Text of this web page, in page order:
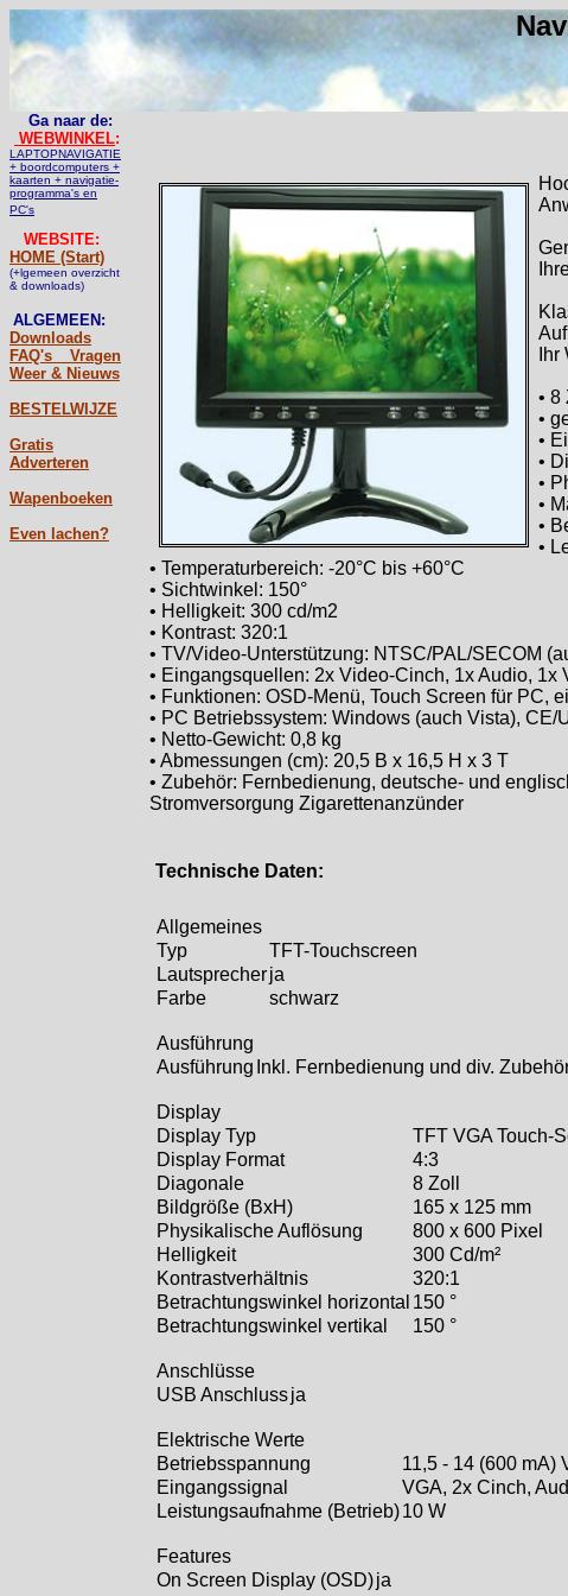
Ga naar de:
WEBWINKEL:
LAPTOPNAVIGATIE
+ boordcomputers +
kaarten + navigatie-
programma's en
PC's
WEBSITE:
HOME (Start)
(+lgemeen overzicht
& downloads)
ALGEMEEN:
Downloads
FAQ's _ Vragen
Weer & Nieuws
BESTELWIJZE
Gratis
Adverteren
Wapenboeken
Even lachen?
• 8
•
•
•
•
•
•
•
• Temperaturbereich: -20°C bis +60°C
• Sichtwinkel: 150°
• Helligkeit: 300 cd/m2
• Kontrast: 320:1
• TV/Video-Unterstützung: NTSC/PAL/SECOM
• Eingangsquellen: 2x Video-Cinch, 1x Audio, 1x
• Funktionen: OSD-Menü, Touch Screen für PC,
• PC Betriebssystem: Windows (auch Vista), CE/
• Netto-Gewicht: 0,8 kg
• Abmessungen (cm): 20,5 B x 16,5 H x 3 T
• Zubehör: Fernbedienung, deutsche- und
Stromversorgung Zigarettenanzünder
Technische Daten:
Allgemeines
Typ
TFT-Touchscreen
Lautsprecherja
Farbe
schwarz
Ausführung
Ausführung Inkl. Fernbedienung und div.
Display
Display Typ
TFT VGA Touch-
Display Format
4:3
Diagonale
8 Zoll
Bildgröße (BxH)
165 x 125 mm
Physikalische Auflösung
800 x 600 Pixel
Helligkeit
300 Cd/m²
Kontrastverhältnis
320:1
Betrachtungswinkel horizontal 150 °
Betrachtungswinkel vertikal
150 °
Anschlüsse
USB Anschlussja
Elektrische Werte
Betriebsspannung
11,5 - 14 (600 mA)
Eingangssignal
VGA, 2x Cinch,
Leistungsaufnahme (Betrieb)10 W
Features
On Screen Display (OSD)ja